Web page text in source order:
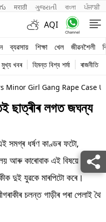
मराठी ગુજરાતી বাংলা ਪੰਜਾਬੀ
AQI
ব্যৱসায় শিক্ষা খেল জীৱনশৈলী
মুখ্য খবৰ হিমন্ত বিশ্ব শৰ্মা ৰাজনীতি
Minor Girl Gang Rape Case
ছাত্ৰীৰ লগত জঘন্য
সমগ্ৰ ধৰ্ষণ কাণ্ডৰ ফটো,
আৰু কাৰোবাক এই বিষয়ে ক'লে
দুই যুৱকে মাৰপিটো কৰে।
চলন্ত গাড়ীৰ পৰা পেলাই থৈ